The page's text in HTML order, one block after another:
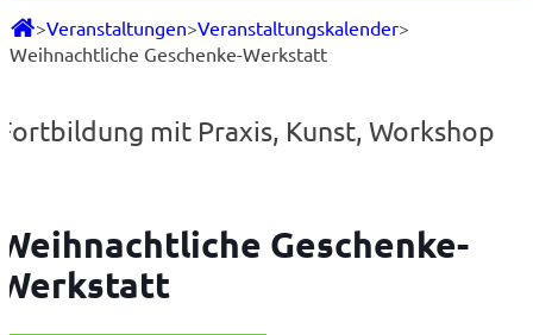
>Veranstaltungen>Veranstaltungskalender>
Weihnachtliche Geschenke-Werkstatt
mit Praxis, Kunst, Workshop
Geschenke-